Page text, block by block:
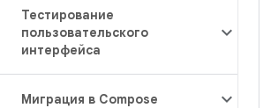
Тестирование
пользовательского
интерфейса
Миграция в Compose